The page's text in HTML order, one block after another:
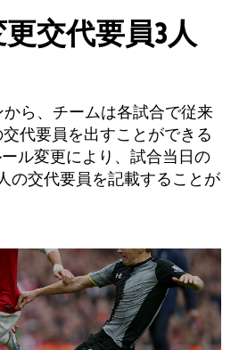
交代要員3人
ら、チームは各試合で従来
代要員を出すことができる
ル変更により、試合当日の
の交代要員を記載することが